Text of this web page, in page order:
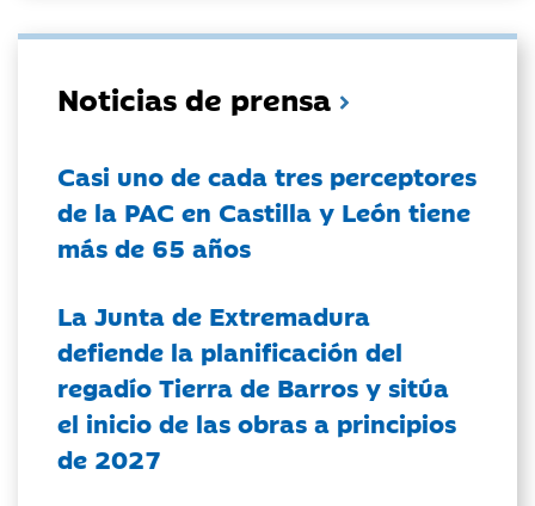
Noticias de prensa
Casi uno de cada tres perceptores
de la PAC en Castilla y León tiene
más de 65 años
La Junta de Extremadura
defiende la planificación del
regadío Tierra de Barros y sitúa
el inicio de las obras a principios
de 2027